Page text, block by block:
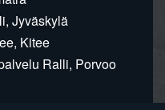
Jyväskylä
Kitee
Ralli, Porvoo